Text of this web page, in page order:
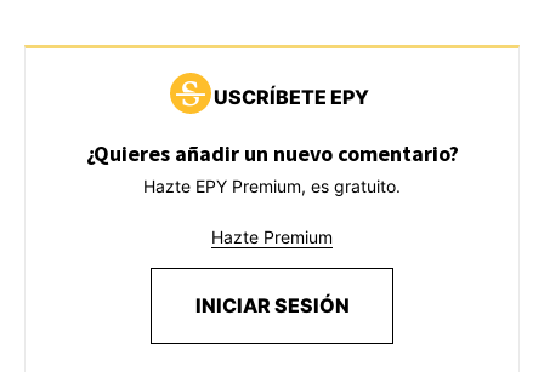
USCRÍBETE EPY
¿Quieres añadir un nuevo comentario?
Hazte EPY Premium, es gratuito.
Hazte Premium
INICIAR SESIÓN